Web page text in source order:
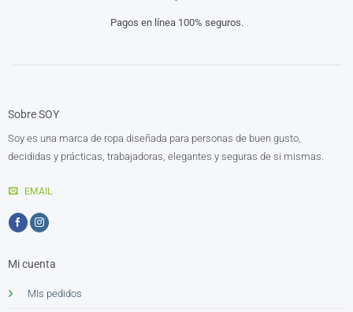
Pagos en línea 100% seguros.
Sobre SOY
Soy es una marca de ropa diseñada para personas de buen gusto,
decididas y prácticas, trabajadoras, elegantes y seguras de si mismas.
EMAIL
Mi cuenta
MIs pedidos